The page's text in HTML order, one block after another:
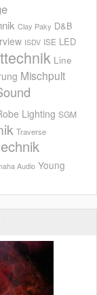
Clay Paky D&B
ISDV ISE LED
Line
Mischpult
Lighting SGM
Traverse
Audio Young